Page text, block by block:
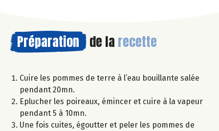
Préparation de la recette
Cuire les pommes de terre à l’eau bouillante salée
pendant 20mn.
Eplucher les poireaux, émincer et cuire à la vapeur
pendant 5 à 10mn.
Une fois cuites, égoutter et peler les pommes de